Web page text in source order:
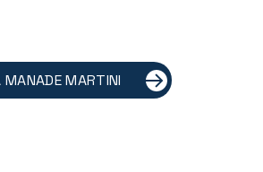
MANADE MARTINI